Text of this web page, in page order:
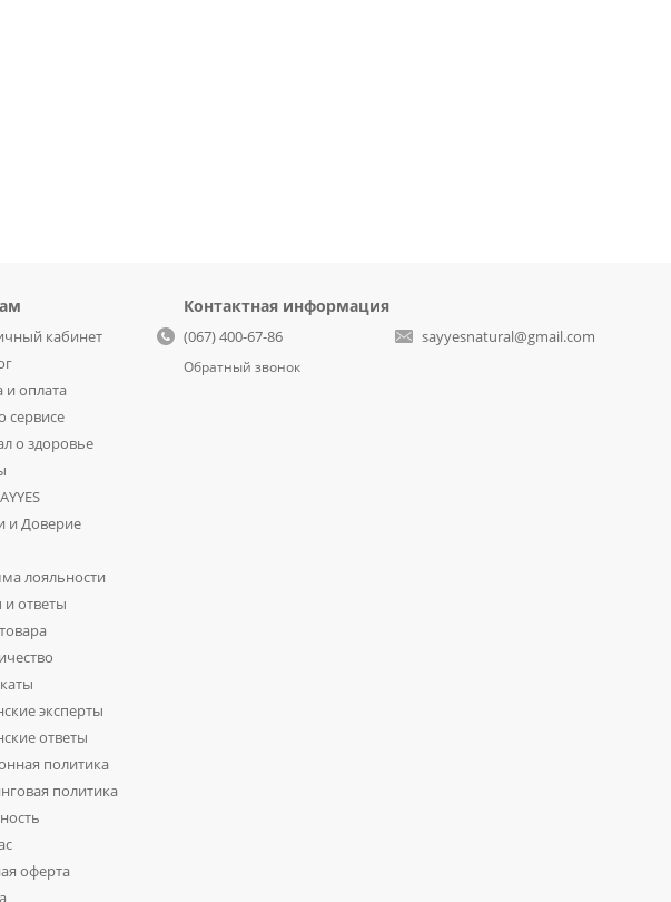
кабинет
и оплата
сервисе
о здоровье
и Доверие
лояльности
ответы
эксперты
ответы
политика
политика
оферта
Контактная информация
(067) 400-67-86
Обратный звонок
sayyesnatural@gmail.com